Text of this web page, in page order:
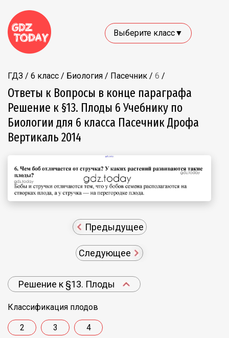
Выберите класс▼
ГДЗ / 6 класс / Биология / Пасечник / 6 /
Ответы к Вопросы в конце параграфа
Решение к §13. Плоды 6 Учебнику по
Биологии для 6 класса Пасечник Дрофа
Вертикаль 2014
Предыдущее
Следующее
Решение к §13. Плоды
Классификация плодов
2 3 4